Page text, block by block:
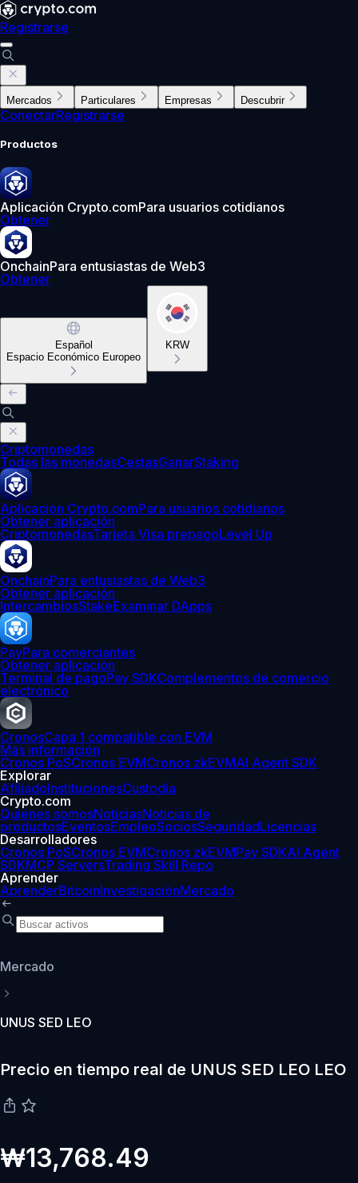
Registrarse
Mercados Particulares Empresas Descubrir
ConectarRegistrarse
Productos
Aplicación Crypto.comPara usuarios cotidianos
Obtener
OnchainPara entusiastas de Web3
Obtener
Español
Espacio Económico Europeo
KRW
Criptomonedas
Todas las monedasCestasGanarStaking
Aplicación Crypto.comPara usuarios cotidianos
Obtener aplicación
CriptomonedasTarjeta Visa prepagoLevel Up
OnchainPara entusiastas de Web3
Obtener aplicación
IntercambiosStakeExaminar DApps
PayPara comerciantes
Obtener aplicación
Terminal de pagoPay SDKComplementos de comercio
electrónico
CronosCapa 1 compatible con EVM
Más información
Cronos PoSCronos EVMCronos zkEVMAI Agent SDK
Explorar
AfiliadoInstitucionesCustodia
Crypto.com
Quiénes somosNoticiasNoticias de
productosEventosEmpleoSociosSeguridadLicencias
Desarrolladores
Cronos PoSCronos EVMCronos zkEVMPay SDKAI Agent
SDKMCP ServersTrading Skill Repo
Aprender
AprenderBitcoinInvestigaciónMercado
Mercado
UNUS SED LEO
Precio en tiempo real de UNUS SED LEO LEO
₩13,768.49